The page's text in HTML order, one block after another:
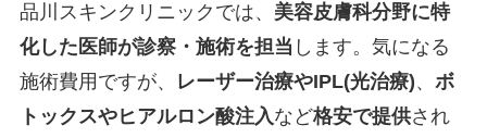
品川スキンクリニックでは、 美容皮膚科分野に特
化した医師が診察・施術を担当 します。気になる
施術費用ですが、
レーザー治療やIPL(光治療)、 ボ
トックスやヒアルロン酸注入など格安で提供され